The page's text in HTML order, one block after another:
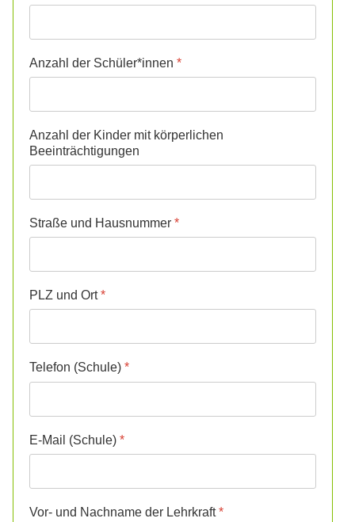
Anzahl der Schüler*innen*
Anzahl der Kinder mit körperlichen
Beeinträchtigungen
Straße und Hausnummer*
PLZ und Ort*
Telefon (Schule)*
E-Mail (Schule)*
Vor- und Nachname der Lehrkraft*